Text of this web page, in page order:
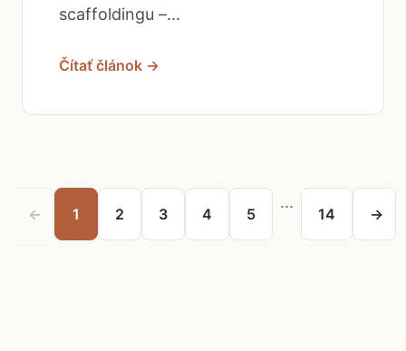
scaffoldingu –...
Čítať článok →
← 1 2 3 4 5
...
14 →